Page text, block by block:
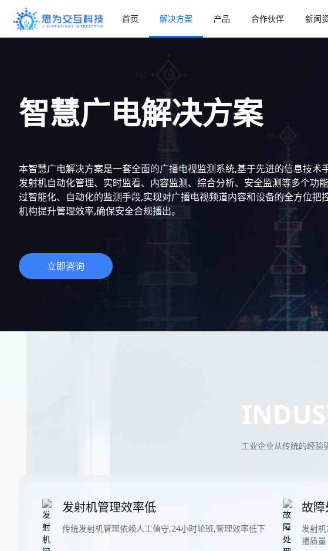
首页 解决方案
淀多年，拥有丰富的实践
经验，提供多种领域的优
秀解决方案。
产供销智慧运营
智慧商砼解决方案
精细管理 行业领航
智慧广电解决方案
自动监测 精细管理
制造业集中控制解决
产品
业”的技术创新，率先推
出“工业互联网操作系统”
，为工厂实现全面连接、
型。
应用能力
电台综合管理系统
项目管理系
工业智能硬件设备 广电智能硬件
合作伙伴 新闻
智慧广电解决方案
本智慧广电解决方案是一套全面的广播电视监测系统,基于先进的信息技术
发射机自动化管理、实时监看、内容监测、综合分析、安全监测等多个功
过智能化、自动化的监测手段,实现对广播电视频道内容和设备的全方位把
机构提升管理效率,确保安全合规播出。
立即咨询
工业企业从传统的经验
发射机管理效率低
传统发射机管理依赖人工值守,24小时轮班,管理效率低下
故
发射
播质量